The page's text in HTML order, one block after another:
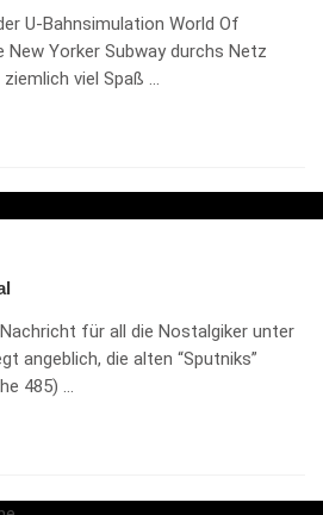
U-Bahnsimulation World Of
New Yorker Subway durchs Netz
viel Spaß …
für all die Nostalgiker unter
angeblich, die alten “Sputniks”
485) …